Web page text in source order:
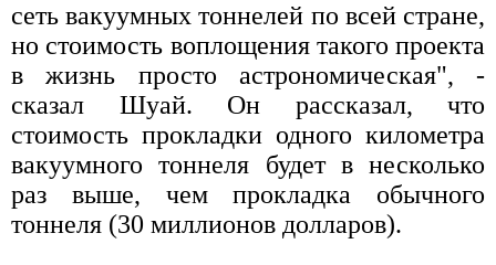
сеть вакуумных тоннелей по всей стране,
но стоимость воплощения такого проекта
в жизнь просто астрономическая", -
сказал Шуай. Он рассказал, что
стоимость прокладки одного километра
вакуумного тоннеля будет в несколько
раз выше, чем прокладка обычного
тоннеля (30 миллионов долларов).